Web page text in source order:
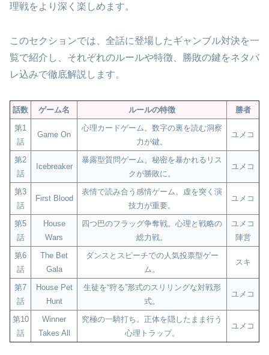
理戦をより深く楽しめます。
このセクションでは、全話に登場したギャンブル対決を一
覧で紹介し、それぞれのルールや特徴、勝敗の鍵をネタバ
レ込みで徹底解説します。
話数 ゲーム名 ルールの特徴
勝者
第1
話
Game On
心理カードゲーム。数字の裏を読む洞察
力が鍵。
ユメコ
第2
話
Icebreaker
暴露型質問ゲーム。秘密を暴かれるリス
クが勝敗に。
ユメコ
第3
話
First Blood
表情で読み合う感情ゲーム。虚を突く演
技力が重要。
ユメコ
第5
話
House
Wars
四つ巴のフラッグ争奪戦。心理と戦略の
総力戦。
ユメコ
陣営
第6
話
The Bet
Gala
ダンスとスピーチでの人気投票型ゲー
ム。
スキ
第7
話
House Pet
Hunt
生徒を“狩る”形式のスリリングな対戦形
式。
ユメコ
第10
話
Winner
Takes All
究極の一騎打ち。正体を隠したまま行う
心理トラップ。
ユメコ